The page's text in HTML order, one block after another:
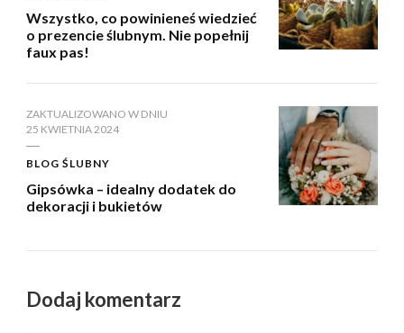
Wszystko, co powinieneś wiedzieć
o prezencie ślubnym. Nie popełnij
faux pas!
ZAKTUALIZOWANO W DNIU
25 KWIETNIA 2024
BLOG ŚLUBNY
Gipsówka – idealny dodatek do
dekoracji i bukietów
Dodaj komentarz